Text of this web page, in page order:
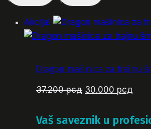
Akcija!
Dragon mašinica za trajnu
37.200рсд Originalna
je
30.000 рсд
je:
Vaš saveznik u